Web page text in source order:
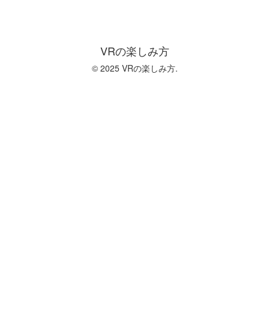
VRの楽しみ方
© 2025 VRの楽しみ方.